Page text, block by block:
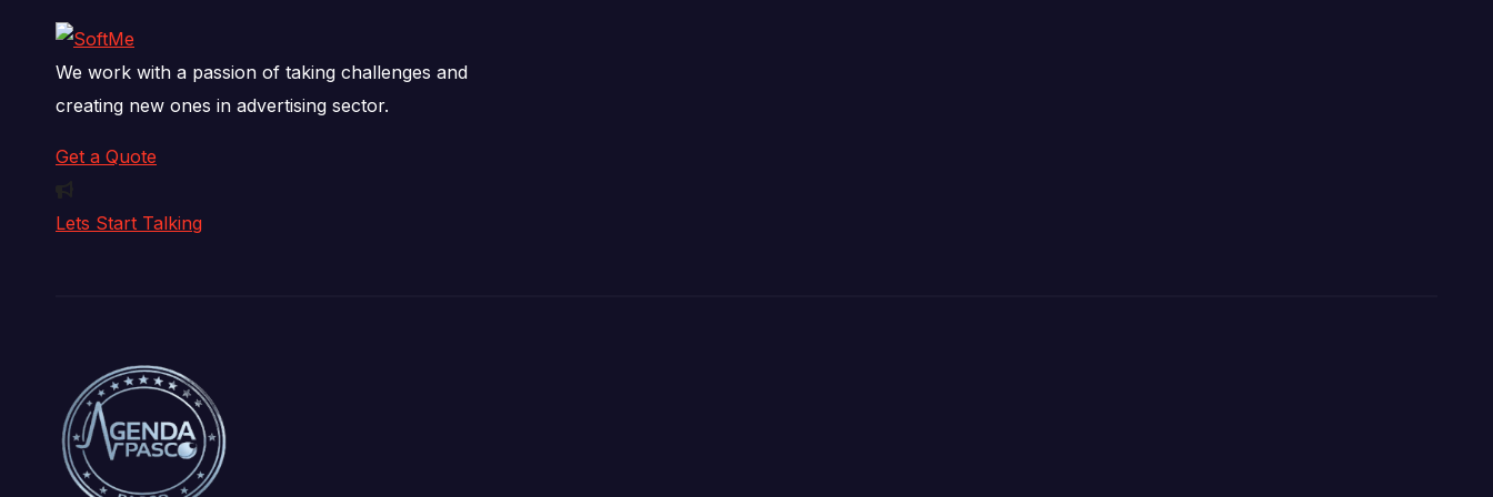
We work with a passion of taking challenges and
creating new ones in advertising sector.
Get a Quote
Lets Start Talking